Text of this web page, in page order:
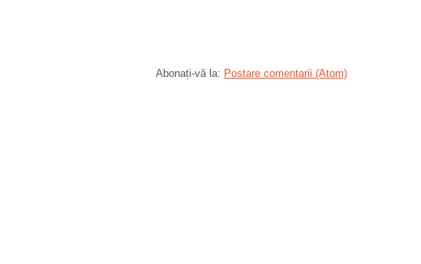
Abonați-vă la: Postare comentarii (Atom)